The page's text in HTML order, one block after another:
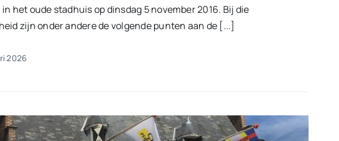
het oude stadhuis op dinsdag 5 november 2016. Bij die
zijn onder andere de volgende punten aan de [...]
2026